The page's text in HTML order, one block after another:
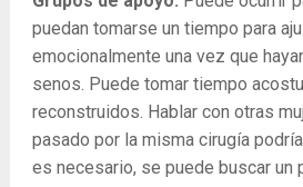
puedan tomarse un tiempo para
emocionalmente una vez que
senos. Puede tomar tiempo
reconstruidos. Hablar con otras
pasado por la misma cirugía
es necesario, se puede buscar un